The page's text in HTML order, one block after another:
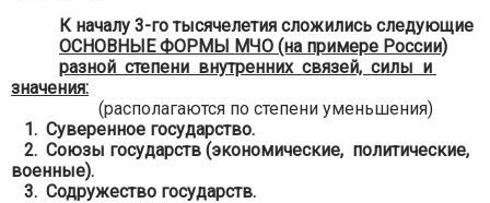
К началу 3-го тысячелетия сложились следующие
ОСНОВНЫЕ ФОРМЫ МЧО (на примере России)
разной степени внутренних связей, силы и
значения:
(располагаются по степени уменьшения)
1. Суверенное государство.
2. Союзы государств (экономические, политические,
военные).
3. Содружество государств.